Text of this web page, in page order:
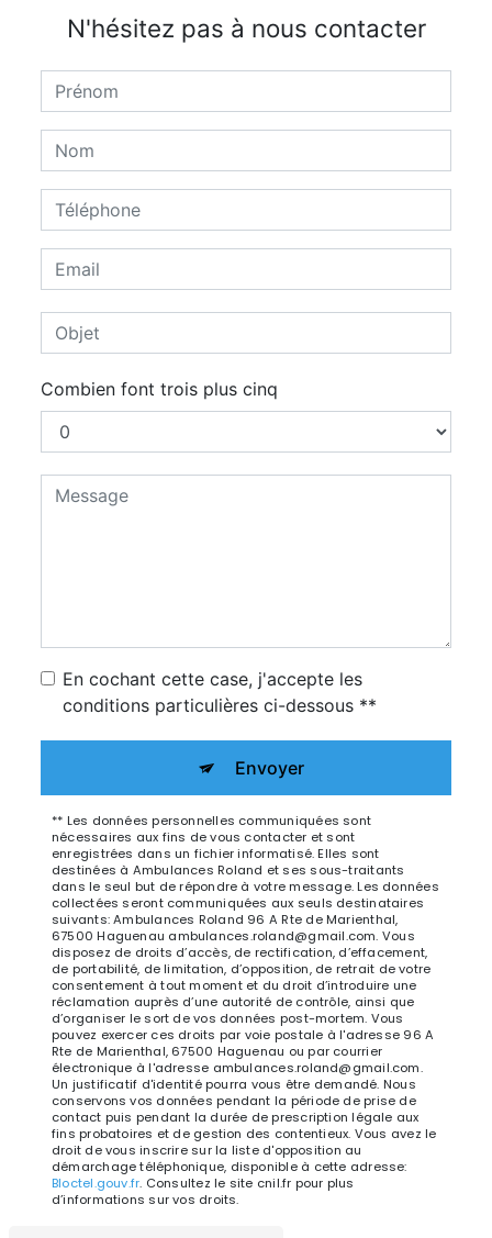
N'hésitez pas à nous contacter
Combien font trois plus cinq
En cochant cette case, j'accepte les
conditions particulières ci-dessous **
Envoyer
** Les données personnelles communiquées sont
nécessaires aux fins de vous contacter et sont
enregistrées dans un fichier informatisé. Elles sont
destinées à Ambulances Roland et ses sous-traitants
dans le seul but de répondre à votre message. Les données
collectées seront communiquées aux seuls destinataires
suivants: Ambulances Roland 96 A Rte de Marienthal,
67500 Haguenau ambulances.roland@gmail.com. Vous
disposez de droits d’accès, de rectification, d’effacement,
de portabilité, de limitation, d’opposition, de retrait de votre
consentement à tout moment et du droit d’introduire une
réclamation auprès d’une autorité de contrôle, ainsi que
d’organiser le sort de vos données post-mortem. Vous
pouvez exercer ces droits par voie postale à l'adresse 96 A
Rte de Marienthal, 67500 Haguenau ou par courrier
électronique à l'adresse ambulances.roland@gmail.com.
Un justificatif d'identité pourra vous être demandé. Nous
conservons vos données pendant la période de prise de
contact puis pendant la durée de prescription légale aux
fins probatoires et de gestion des contentieux. Vous avez le
droit de vous inscrire sur la liste d'opposition au
démarchage téléphonique, disponible à cette adresse:
Bloctel.gouv.fr. Consultez le site cnil.fr pour plus
d’informations sur vos droits.